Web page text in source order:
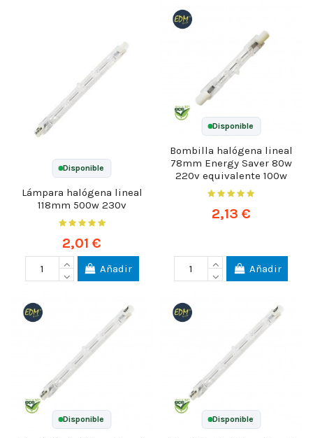
Disponible
Lámpara halógena lineal
118mm 500w 230v
2,01 €
Añadir
Disponible
Bombilla halógena lineal
78mm Energy Saver 80w
220v equivalente 100w
2,13 €
Añadir
Disponible Disponible